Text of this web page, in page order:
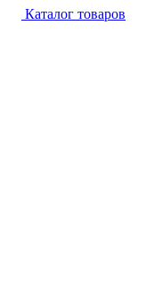
Каталог товаров